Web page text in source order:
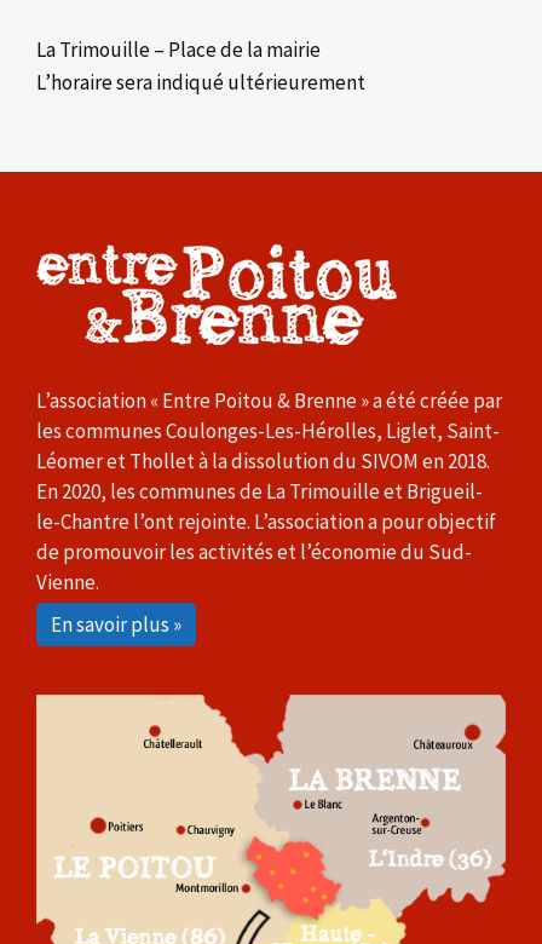
La Trimouille – Place de la mairie
L’horaire sera indiqué ultérieurement
L’association « Entre Poitou & Brenne » a été créée par
les communes Coulonges-Les-Hérolles, Liglet, Saint-
Léomer et Thollet à la dissolution du SIVOM en 2018.
En 2020, les communes de La Trimouille et Brigueil-
le-Chantre l’ont rejointe. L’association a pour objectif
de promouvoir les activités et l’économie du Sud-
Vienne.
En savoir plus »